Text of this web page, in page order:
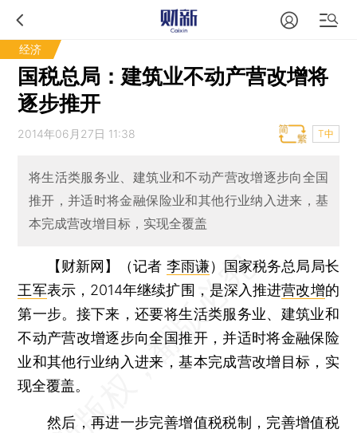
经济
国税总局：建筑业不动产营改增将
逐步推开
2014年06月27日 11:38 T中
将生活类服务业、建筑业和不动产营改增逐步向全国
推开，并适时将金融保险业和其他行业纳入进来，基
本完成营改增目标，实现全覆盖
【财新网】（记者 李雨谦） 国家税务总局局长
王军表示，2014年继续扩围，是深入推进营改增的
第一步。接下来，还要将生活类服务业、建筑业和
不动产营改增逐步向全国推开，并适时将金融保险
业和其他行业纳入进来，基本完成营改增目标，实
现全覆盖。
然后，再进一步完善增值税税制，完善增值税